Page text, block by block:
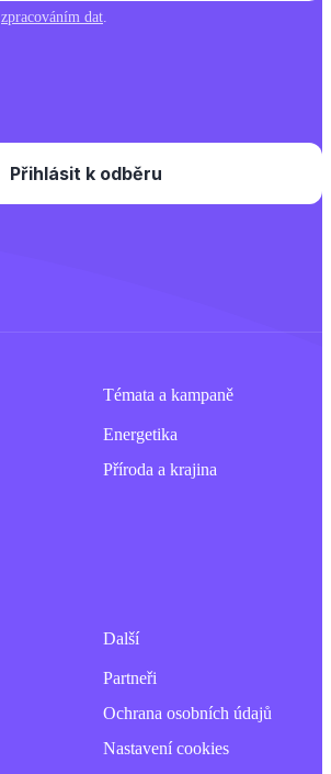
zpracováním dat.
Témata a kampaně
Energetika
Příroda a krajina
Další
Partneři
Ochrana osobních údajů
Nastavení cookies